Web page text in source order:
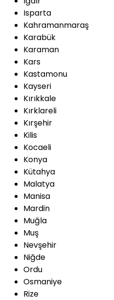
Isparta
Kahramanmaraş
Karabük
Karaman
Kars
Kastamonu
Kayseri
Kırıkkale
Kırklareli
Kırşehir
Kilis
Kocaeli
Konya
Kütahya
Malatya
Manisa
Mardin
Muğla
Muş
Nevşehir
Niğde
Ordu
Osmaniye
Rize